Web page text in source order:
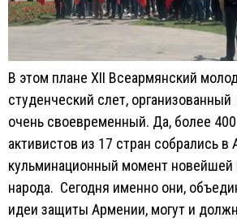
В этом плане XII Всеармянский
студенческий слет,
очень своевременный. Да, более
активистов из 17 стран собрались
кульминационный момент новейшей
народа. Сегодня именно они,
идеи защиты Армении, могут и